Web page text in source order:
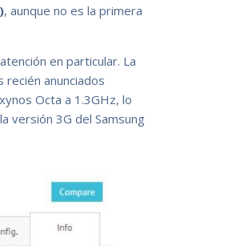
, aunque no es la primera
en particular. La
recién anunciados
Octa a 1.3GHz, lo
versión 3G del Samsung